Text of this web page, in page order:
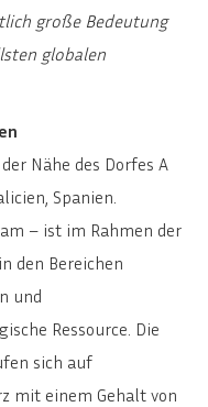
große Bedeutung
globalen
Nähe des Dorfes A
Spanien.
– ist im Rahmen der
den Bereichen
und
Ressource. Die
sich auf
mit einem Gehalt von